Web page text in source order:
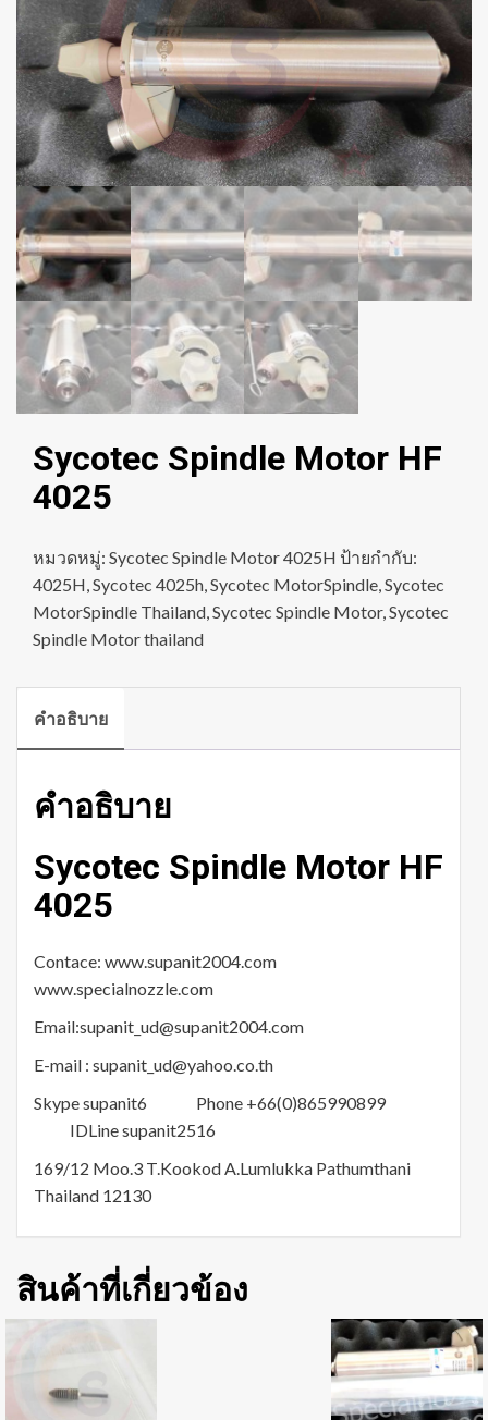
Sycotec Spindle Motor HF
4025
หมวดหมู่: Sycotec Spindle Motor 4025H ป้ายกำกับ:
4025H,Sycotec 4025h,Sycotec MotorSpindle,Sycotec
MotorSpindle Thailand,Sycotec Spindle Motor,Sycotec
Spindle Motor thailand
คำอธิบาย
คำอธิบาย
Sycotec Spindle Motor HF
4025
Contace: www.supanit2004.com
www.specialnozzle.com
Email:supanit_ud@supanit2004.com
E-mail : supanit_ud@yahoo.co.th
Skype supanit6 Phone +66(0)865990899
IDLine supanit2516
169/12 Moo.3 T.Kookod A.Lumlukka Pathumthani
Thailand 12130
สินค้าที่เกี่ยวข้อง